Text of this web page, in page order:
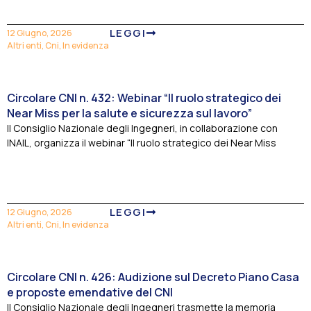
12 Giugno, 2026
Altri enti,Cni,In evidenza
LEGGI
Circolare CNI n. 432: Webinar “Il ruolo strategico dei
Near Miss per la salute e sicurezza sul lavoro”
Il Consiglio Nazionale degli Ingegneri, in collaborazione con
INAIL, organizza il webinar “Il ruolo strategico dei Near Miss
12 Giugno, 2026
Altri enti,Cni,In evidenza
LEGGI
Circolare CNI n. 426: Audizione sul Decreto Piano Casa
e proposte emendative del CNI
Il Consiglio Nazionale degli Ingegneri trasmette la memoria